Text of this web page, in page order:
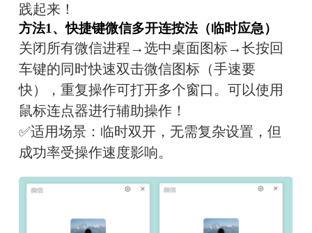
践起来！
方法1、快捷键微信多开连按法（临时应急）
关闭所有微信进程→选中桌面图标→长按回
车键的同时快速双击微信图标（手速要
快），重复操作可打开多个窗口。可以使用
鼠标连点器进行辅助操作！
✅适用场景：临时双开，无需复杂设置，但
成功率受操作速度影响。